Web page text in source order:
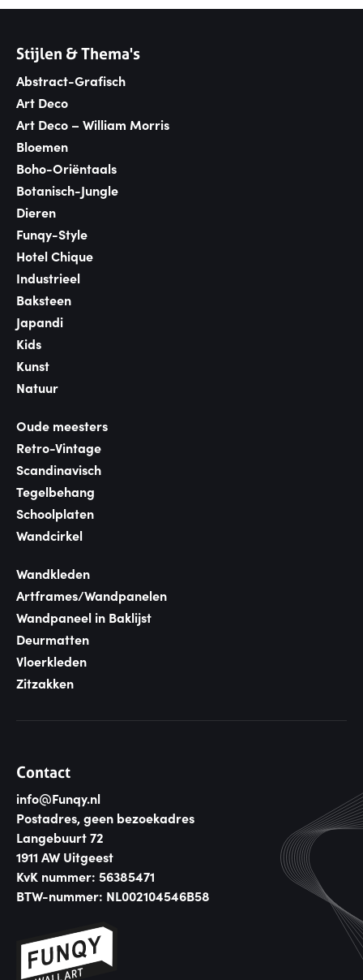
Stijlen & Thema's
Abstract-Grafisch
Art Deco
Art Deco – William Morris
Bloemen
Boho-Oriëntaals
Botanisch-Jungle
Dieren
Funqy-Style
Hotel Chique
Industrieel
Baksteen
Japandi
Kids
Kunst
Natuur
Oude meesters
Retro-Vintage
Scandinavisch
Tegelbehang
Schoolplaten
Wandcirkel
Wandkleden
Artframes/Wandpanelen
Wandpaneel in Baklijst
Deurmatten
Vloerkleden
Zitzakken
Contact
info@Funqy.nl
Postadres, geen bezoekadres
Langebuurt 72
1911 AW Uitgeest
KvK nummer: 56385471
BTW-nummer: NL002104546B58